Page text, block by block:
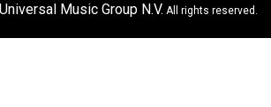
Music Group N.V. All rights reserved.